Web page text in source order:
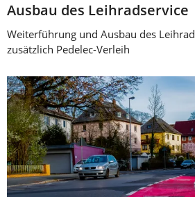
Ausbau des Leihradservice
Weiterführung und Ausbau des
zusätzlich Pedelec-Verleih